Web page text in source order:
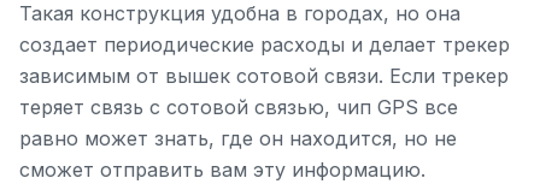
Такая конструкция удобна в городах, но она
создает периодические расходы и делает трекер
зависимым от вышек сотовой связи. Если трекер
теряет связь с сотовой связью, чип GPS все
равно может знать, где он находится, но не
сможет отправить вам эту информацию.